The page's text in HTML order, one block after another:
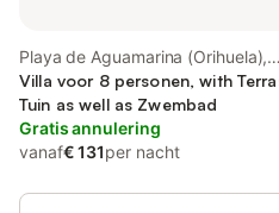
Playa de Aguamarina (Orihuela),
Orihuela
Villa voor 8 personen, with
Tuin as well as Zwembad
Gratis annulering
vanaf€ 131per nacht